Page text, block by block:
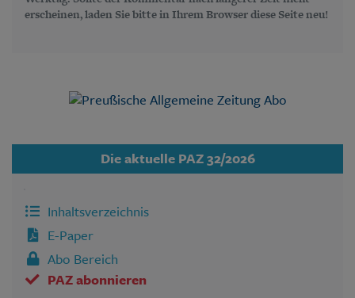
erscheinen, laden Sie bitte in Ihrem Browser diese Seite neu!
Die aktuelle PAZ 32/2026
Inhaltsverzeichnis
E-Paper
Abo Bereich
PAZ abonnieren